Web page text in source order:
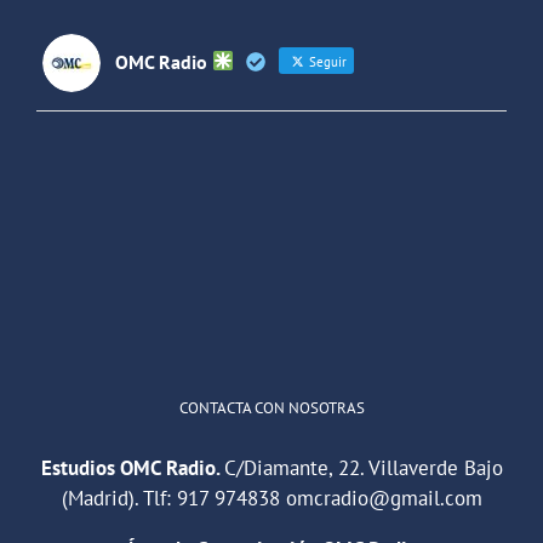
OMC Radio Seguir
CONTACTA CON NOSOTRAS
Estudios OMC Radio.C/Diamante, 22. Villaverde Bajo
(Madrid). Tlf: 917 974838 omcradio@gmail.com